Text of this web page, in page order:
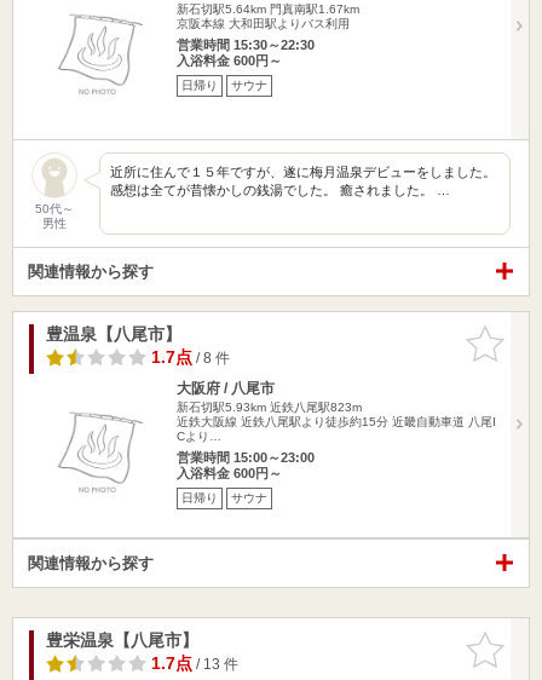
新石切駅5.64km 門真南駅1.67km
京阪本線 大和田駅よりバス利用
営業時間 15:30～22:30
入浴料金 600円～
日帰り サウナ
50代～
男性
近所に住んで１５年ですが、遂に梅月温泉デビューをしました。
感想は全てが昔懐かしの銭湯でした。 癒されました。 …
関連情報から探す
お気に入
りに追加
豊温泉【八尾市】
1.7点/ 8 件
大阪府 / 八尾市
新石切駅5.93km 近鉄八尾駅823m
近鉄大阪線 近鉄八尾駅より徒歩約15分 近畿自動車道 八尾I
Cより…
営業時間 15:00～23:00
入浴料金 600円～
日帰り サウナ
関連情報から探す
お気に入
りに追加
豊栄温泉【八尾市】
1.7点/ 13 件